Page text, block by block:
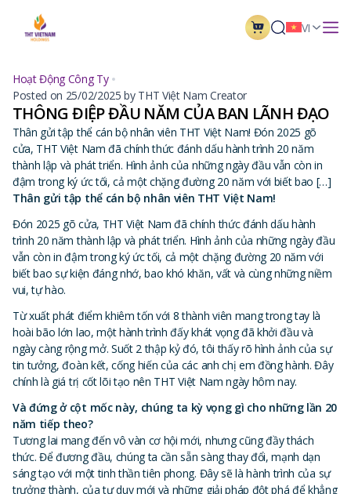
VI
Hoạt Động Công Ty
Posted on 25/02/2025 by THT Việt Nam Creator
THÔNG ĐIỆP ĐẦU NĂM CỦA BAN LÃNH ĐẠO
Thân gửi tập thể cán bộ nhân viên THT Việt Nam! Đón 2025 gõ
cửa, THT Việt Nam đã chính thức đánh dấu hành trình 20 năm
thành lập và phát triển. Hình ảnh của những ngày đầu vẫn còn in
đậm trong ký ức tối, cả một chặng đường 20 năm với biết bao […]
Thân gửi tập thể cán bộ nhân viên THT Việt Nam!
Đón 2025 gõ cửa, THT Việt Nam đã chính thức đánh dấu hành
trình 20 năm thành lập và phát triển. Hình ảnh của những ngày đầu
vẫn còn in đậm trong ký ức tối, cả một chặng đường 20 năm với
biết bao sự kiện đáng nhớ, bao khó khăn, vất và cùng những niềm
vui, tự hào.
Từ xuất phát điểm khiêm tốn với 8 thành viên mang trong tay là
hoài bão lớn lao, một hành trình đấy khát vọng đã khởi đầu và
ngày càng rộng mở. Suốt 2 thập kỷ đó, tôi thấy rõ hình ảnh của sự
tin tưởng, đoàn kết, cống hiến của các anh chị em đồng hành. Đây
chính là giá trị cốt lõi tạo nên THT Việt Nam ngày hôm nay.
Và đứng ở cột mốc này, chúng ta kỳ vọng gì cho những lần 20
năm tiếp theo?
Tương lai mang đến vô vàn cơ hội mới, nhưng cũng đầy thách
thức. Để đương đầu, chúng ta cần sẵn sàng thay đổi, mạnh dạn
sáng tạo với một tinh thần tiên phong. Đây sẽ là hành trình của sự
trưởng thành, của tư duy mới và những giải pháp đột phá để khẳng